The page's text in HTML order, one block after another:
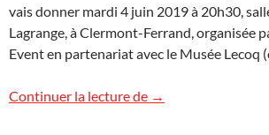
vais donner mardi 4 juin 2019 à 20h30,
Lagrange, à Clermont-Ferrand, organisée
Event en partenariat avec le Musée Lecoq
Continuer la lecture de Émission Radio
→